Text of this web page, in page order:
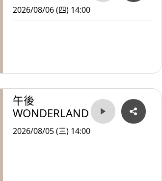
2026/08/06 (四) 14:00
午後
WONDERLAND
2026/08/05 (三) 14:00